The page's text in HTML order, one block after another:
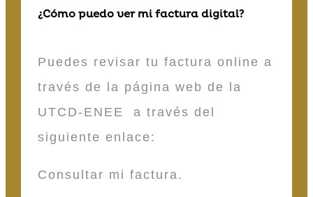
¿Cómo puedo ver mi factura digital?
Puedes revisar tu factura online a
través de la página web de la
UTCD-ENEE a través del
siguiente enlace:
Consultar mi factura.